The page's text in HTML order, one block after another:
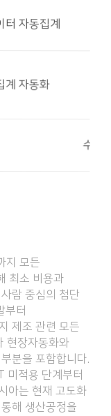
터 자동집계
계 자동화
수작
지 모든
최소 비용과
람 중심의 첨단
부터
제조 관련 모든
현장자동화와
분을 포함합니다.
미적용 단계부터
아는 현재 고도화
해 생산공정을